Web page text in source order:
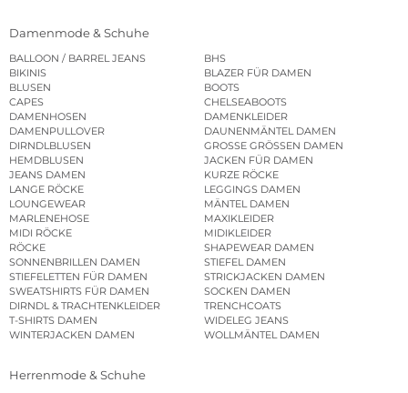
Damenmode & Schuhe
BALLOON / BARREL JEANS
BHS
BIKINIS
BLAZER FÜR DAMEN
BLUSEN
BOOTS
CAPES
CHELSEABOOTS
DAMENHOSEN
DAMENKLEIDER
DAMENPULLOVER
DAUNENMÄNTEL DAMEN
DIRNDLBLUSEN
GROSSE GRÖSSEN DAMEN
HEMDBLUSEN
JACKEN FÜR DAMEN
JEANS DAMEN
KURZE RÖCKE
LANGE RÖCKE
LEGGINGS DAMEN
LOUNGEWEAR
MÄNTEL DAMEN
MARLENEHOSE
MAXIKLEIDER
MIDI RÖCKE
MIDIKLEIDER
RÖCKE
SHAPEWEAR DAMEN
SONNENBRILLEN DAMEN
STIEFEL DAMEN
STIEFELETTEN FÜR DAMEN
STRICKJACKEN DAMEN
SWEATSHIRTS FÜR DAMEN
SOCKEN DAMEN
DIRNDL & TRACHTENKLEIDER
TRENCHCOATS
T-SHIRTS DAMEN
WIDELEG JEANS
WINTERJACKEN DAMEN
WOLLMÄNTEL DAMEN
Herrenmode & Schuhe